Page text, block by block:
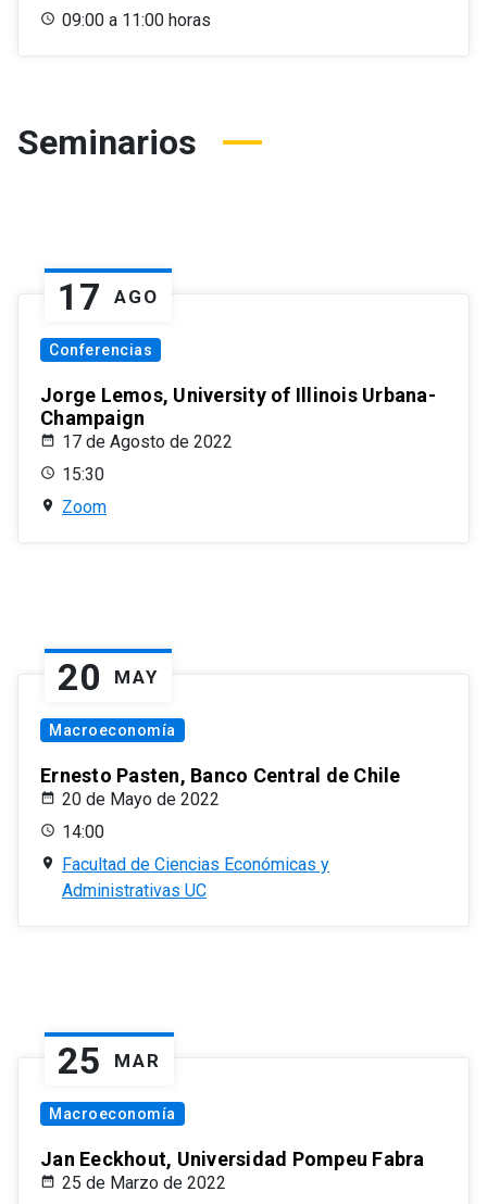
09:00 a 11:00 horas
Seminarios
17 AGO
Conferencias
Jorge Lemos, University of Illinois Urbana-
Champaign
17 de Agosto de 2022
15:30
Zoom
20 MAY
Macroeconomía
Ernesto Pasten, Banco Central de Chile
20 de Mayo de 2022
14:00
Facultad de Ciencias Económicas y
Administrativas UC
25 MAR
Macroeconomía
Jan Eeckhout, Universidad Pompeu Fabra
25 de Marzo de 2022